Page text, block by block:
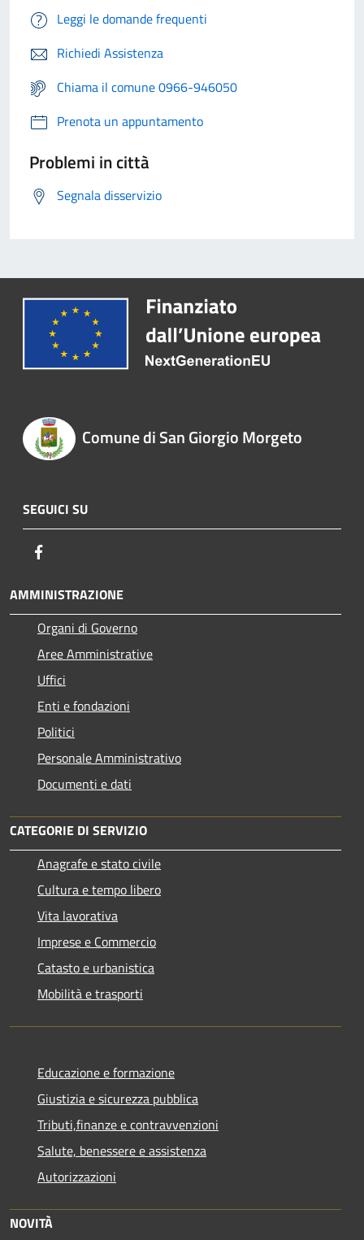
Leggi le domande frequenti
Richiedi Assistenza
Chiama il comune 0966-946050
Prenota un appuntamento
Problemi in città
Segnala disservizio
Comune di San Giorgio Morgeto
SEGUICI SU
AMMINISTRAZIONE
Organi di Governo
Aree Amministrative
Uffici
Enti e fondazioni
Politici
Personale Amministrativo
Documenti e dati
CATEGORIE DI SERVIZIO
Anagrafe e stato civile
Cultura e tempo libero
Vita lavorativa
Imprese e Commercio
Catasto e urbanistica
Mobilità e trasporti
Educazione e formazione
Giustizia e sicurezza pubblica
Tributi,finanze e contravvenzioni
Salute, benessere e assistenza
Autorizzazioni
NOVITÀ